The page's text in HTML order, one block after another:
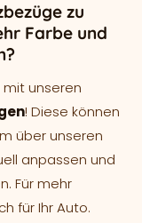
zu
Farbe und
unseren
! Diese können
über unseren
anpassen und
Für mehr
für Ihr Auto.